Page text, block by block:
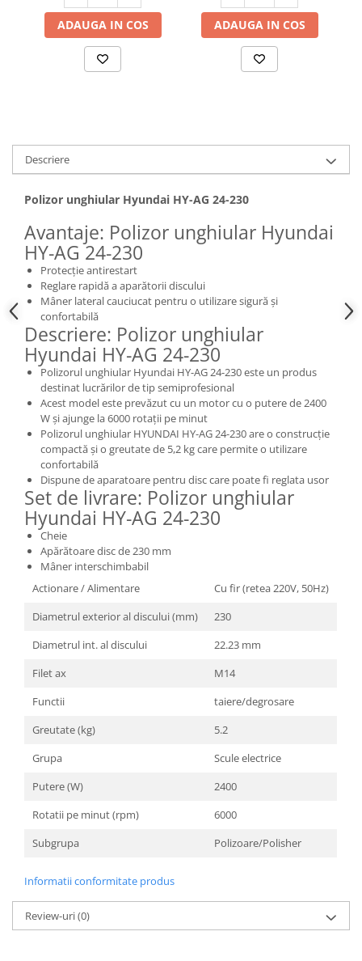
Hote bucatarie
Consumabile
Hote insula
Hote telescopice
Masini de Spalat Rufe & Uscatoare
Accesorii masini de spalat &
uscatoare
Masini automate de spalat rufe
Masini de spalat rufe cu uscator
Masini de spalat rufe verticale
Uscatoare de rufe
Masini de spalat vase
Masini de spalat vase incorporabile
Masini de spalat vase
independente
Motoburghiu/Foreza pamant
Pachete Incorporabile
Pirostrii & Arzatoare
Plasa umbrire
Pompe de stropit
Radiatoare
Semanatoare,Plantatoare
Sere
Sobe pe gaz & electrice
Suflante Frunze
Unelte Gradinarit
Ventilatoare & Sisteme Racire
Aparate de aer conditionat
Zootehnie
Foarfeci tuns oi
ADAUGA IN COS ADAUGA IN COS
Descriere
Polizor unghiular Hyundai HY-AG 24-230
Avantaje: Polizor unghiular Hyundai
HY-AG 24-230
Protecție antirestart
Reglare rapidă a aparătorii discului
Mâner lateral cauciucat pentru o utilizare sigură și
confortabilă
Descriere: Polizor unghiular
Hyundai HY-AG 24-230
Polizorul unghiular Hyundai HY-AG 24-230 este un produs
destinat lucrărilor de tip semiprofesional
Acest model este prevăzut cu un motor cu o putere de 2400
W și ajunge la 6000 rotații pe minut
Polizorul unghiular HYUNDAI HY-AG 24-230 are o construcție
compactă și o greutate de 5,2 kg care permite o utilizare
confortabilă
Dispune de aparatoare pentru disc care poate fi reglata usor
Set de livrare: Polizor unghiular
Hyundai HY-AG 24-230
Cheie
Apărătoare disc de 230 mm
Mâner interschimbabil
Actionare / Alimentare
Cu fir (retea 220V, 50Hz)
Diametrul exterior al discului (mm)
230
Diametrul int. al discului
22.23 mm
Filet ax
M14
Functii
taiere/degrosare
Greutate (kg)
5.2
Grupa
Scule electrice
Putere (W)
2400
Rotatii pe minut (rpm)
6000
Subgrupa
Polizoare/Polisher
Informatii conformitate produs
Review-uri(0)